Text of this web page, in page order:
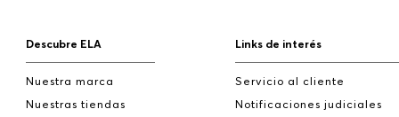
Descubre ELA
Nuestra marca
Nuestras tiendas
Links de interés
Servicio al cliente
Notificaciones judiciales